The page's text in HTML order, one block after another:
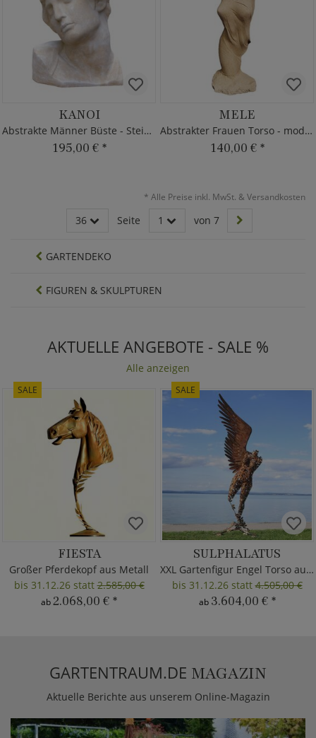
KANOI
Abstrakte Männer Büste - Steinguss
195,00 € *
MELE
Abstrakter Frauen Torso - modern
140,00 € *
* Alle Preise inkl. MwSt. & Versandkosten
36 Seite 1 von 7
GARTENDEKO
FIGUREN & SKULPTUREN
AKTUELLE ANGEBOTE - SALE %
Alle anzeigen
SALE
FIESTA
Großer Pferdekopf aus Metall
bis 31.12.26 statt2.585,00 €
ab2.068,00 € *
SALE
SULPHALATUS
XXL Gartenfigur Engel Torso aus Metall
bis 31.12.26 statt4.505,00 €
ab 3.604,00 € *
GARTENTRAUM.DE MAGAZIN
Aktuelle Berichte aus unserem Online-Magazin